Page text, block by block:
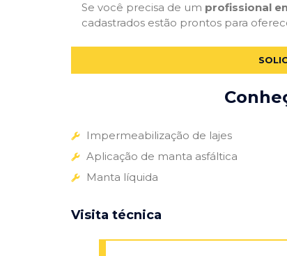
Se você precisa de um profissional
cadastrados estão prontos para
Impermeabilização de lajes
Aplicação de manta asfáltica
Manta líquida
Visita técnica